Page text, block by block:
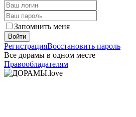
Запомнить меня
Войти
РегистрацияВосстановить пароль
Все дорамы в одном месте
Правообладателям